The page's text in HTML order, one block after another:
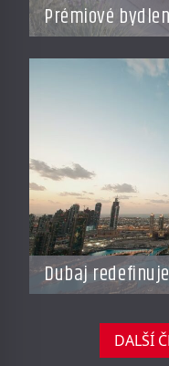
Prémiové
vracejí do
adresy i byty a
Dubaj
miliardy dnes
resorty
DALŠÍ